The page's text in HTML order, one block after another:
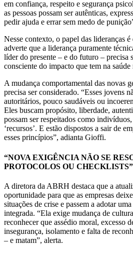
em confiança, respeito e segurança
as pessoas possam ser autênticas,
pedir ajuda e errar sem medo de
Nesse contexto, o papel das lideranças
adverte que a liderança puramente
líder do presente – e do futuro – precisa
consciente do impacto que tem na
A mudança comportamental das novas
precisa ser considerado. “Esses jovens
autoritários, pouco saudáveis ou
Eles buscam propósito, liberdade,
possam ser respeitados como
‘recursos’. E estão dispostos a sair de
esses princípios”, adianta Gioffi.
“NOVA EXIGÊNCIA NÃO SE
PROTOCOLOS OU CHECKLISTS”
A diretora da ABRH destaca que a
oportunidade para que as empresas
situações de crise e passem a adotar
integrada. “Ela exige mudança de
reconhecer que assédio moral, excesso
insegurança, isolamento e falta de
– e matam”, alerta.